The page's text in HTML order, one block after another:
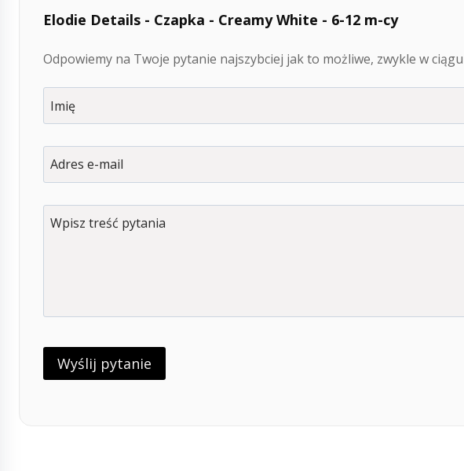
Elodie Details - Czapka - Creamy White - 6-12 m-cy
Odpowiemy na Twoje pytanie najszybciej jak to możliwe, zwykle w